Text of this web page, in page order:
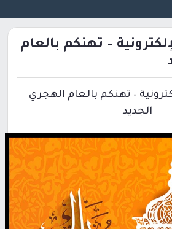
– تهنكم بالعام
– تهنكم بالعام الهجري
الجديد